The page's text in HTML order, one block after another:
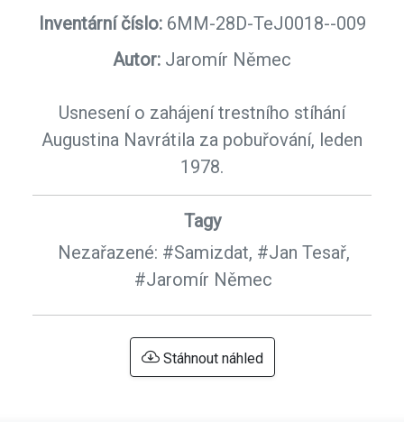
Inventární číslo: 6MM-28D-TeJ0018--009
Autor: Jaromír Němec
Usnesení o zahájení trestního stíhání
Augustina Navrátila za pobuřování, leden
1978.
Tagy
Nezařazené: #Samizdat, #Jan Tesař,
#Jaromír Němec
Stáhnout náhled